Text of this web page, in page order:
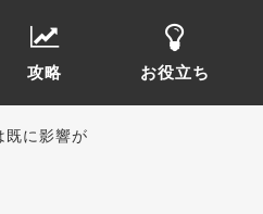
攻略 お役立ち
既に影響が